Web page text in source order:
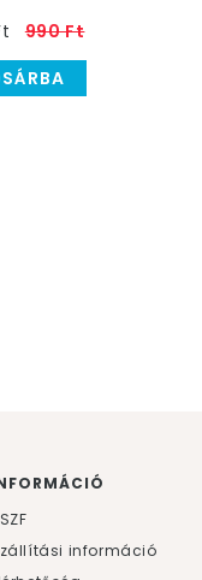
990 Ft
információ